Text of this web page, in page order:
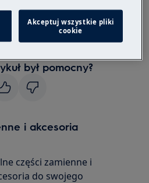
problem z wadliwym
wizyty serwisanta.
był pomocny?
i akcesoria
części zamienne i
do swojego
Akceptuj wszystkie pliki
cookie